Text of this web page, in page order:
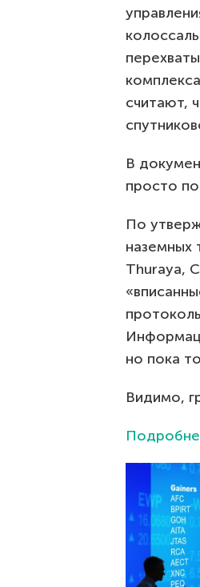
считают,
В
просто
По
наземных
Thuraya,
но пока
Видимо,